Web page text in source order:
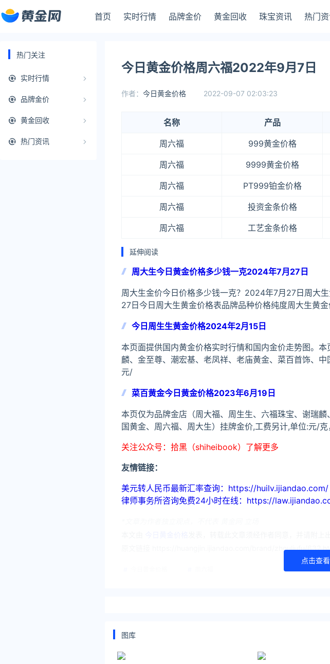
首页 实时行情 品牌金价 黄金回收 珠宝资讯 热门
热门关注
实时行情
品牌金价
黄金回收
热门资讯
今日黄金价格周六福2022年9月7日
作者： 今日黄金价格 2022-09-07 02:03:23
名称 产品
周六福 999黄金价格
周六福 9999黄金价格
周六福 PT999铂金价格
周六福 投资金条价格
周六福 工艺金条价格
延伸阅读
周大生今日黄金价格多少钱一克2024年7月27日
周大生金价今日价格多少钱一克？2024年7月27日周大
27日今日周大生黄金价格表品牌品种价格纯度周大生黄
今日周生生黄金价格2024年2月15日
本页面提供国内黄金价格实时行情和国内金价走势图。
麟、金至尊、潮宏基、老凤祥、老庙黄金、菜百首饰、
元/
菜百黄金今日黄金价格2023年6月19日
本页仅为品牌金店（周大福、周生生、六福珠宝、谢瑞
国黄金、周六福、周大生）挂牌金价,工费另计,单位:元/
关注公众号：拾黑（shiheibook）了解更多
友情链接：
美元转人民币最新汇率查询：https://huilv.ijiandao.com/
律师事务所咨询免费24小时在线：https://
原文链接 https://huangjin.ijiandao.com/brand/zhouliufu/
点击查
图库